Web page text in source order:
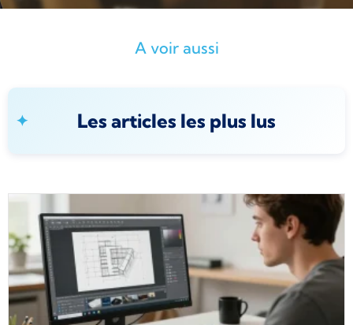
A voir aussi
Les articles les plus lus